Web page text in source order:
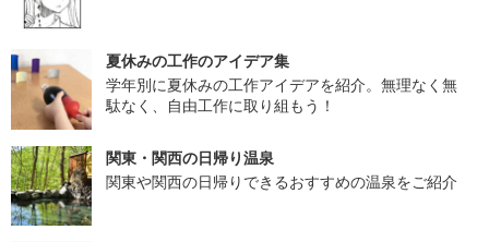
夏休みの工作のアイデア集
学年別に夏休みの工作アイデアを紹介。無理なく無
駄なく、自由工作に取り組もう！
関東・関西の日帰り温泉
関東や関西の日帰りできるおすすめの温泉をご紹介